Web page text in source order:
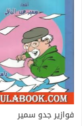
فوازير جدو سمير